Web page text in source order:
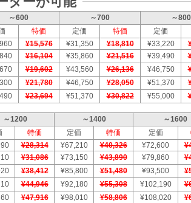
～600 ～700 ～800
特価 定価 特価 定価
¥15,576 ¥31,350 ¥18,810 ¥33,220
¥16,104 ¥35,860 ¥21,516 ¥39,490
¥19,602 ¥43,560 ¥26,136 ¥46,750
¥21,780 ¥46,750 ¥28,050 ¥51,370
¥23,694 ¥51,370 ¥30,822 ¥55,000
～1200 ～1400 ～1600
特価 定価 特価 定価
¥28,314 ¥67,210 ¥40,326 ¥72,600
¥31,086 ¥73,150 ¥43,890 ¥79,860
¥38,412 ¥85,800 ¥51,480 ¥93,500
¥44,946 ¥92,180 ¥55,308 ¥102,190
¥47,916 ¥98,010 ¥58,806 ¥108,020